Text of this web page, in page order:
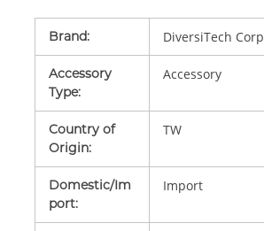
Brand: DiversiTech Corp
Accessory
Type:
Accessory
Country of
Origin:
TW
Domestic/Im
port:
Import